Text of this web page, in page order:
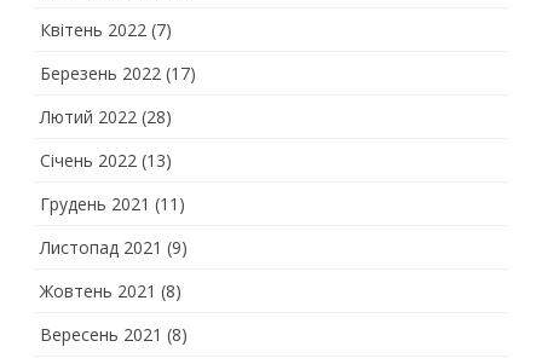
Квітень 2022 (7)
Березень 2022 (17)
Лютий 2022 (28)
Січень 2022 (13)
Грудень 2021 (11)
Листопад 2021 (9)
Жовтень 2021 (8)
Вересень 2021 (8)